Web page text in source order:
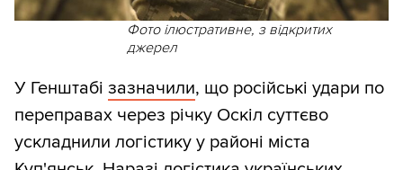
Фото ілюстративне, з відкритих
джерел
У Генштабі зазначили, що російські удари по
переправах через річку Оскіл суттєво
ускладнили логістику у районі міста